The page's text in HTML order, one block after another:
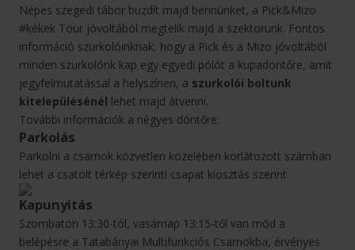
Népes szegedi tábor buzdít majd bennünket, a Pick&Mizo
#kékek Tour jóvoltából megtelik majd a szektorunk. Fontos
információ szurkolóinknak, hogy a Pick és a Mizo jóvoltából
minden szurkolónk kap egy egyedi pólót a kupadöntőre, amit
jegyfelmutatással a helyszínen, a szurkolói boltunk
kitelepülésénél lehet majd átvenni.
További információk a négyes döntőre:
Parkolás
Parkolni a csarnok közvetlen közelében korlátozott számban
lehet a csatolt térkép szerinti csapat kiosztás szerint.
Kapunyitás
Szombaton 13:30-tól, vasárnap 13:15-től van mód a
belépésre a Tatabányai Multifunkciós Csarnokba, érvényes